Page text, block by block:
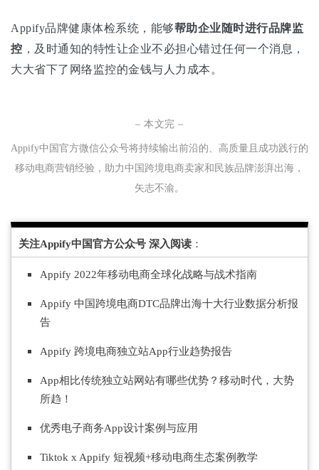
Appify品牌健康体检系统，能够帮助企业随时进行品牌监
控 ，及时通知的特性让企业不必担心错过任何一个消息，
大大省下了网络监控的金钱与人力成本。
– 本文完 –
Appify中国官方微信公众号将持续输出前沿的、 高 质量 且 成功践行的
移动电商营销经验 ， 助力中 国跨境电商卖家和民族品牌澎湃出海，
矢志不渝 。
关注Appify中国官方公众号 深入阅读 ：
Appify 2022年移动电商全球化战略与战术指南
Appify 中国跨境电商DTC品牌出海十大行业数据分析报
告
Appify 跨境电商独立站App行业趋势报告
App相比传统独立站网站有哪些优势？ 移动时代，大势
所趋！
优秀电子商务App设计案例与应用
Tiktok x Appify 短视频+移动电商生态案例教学